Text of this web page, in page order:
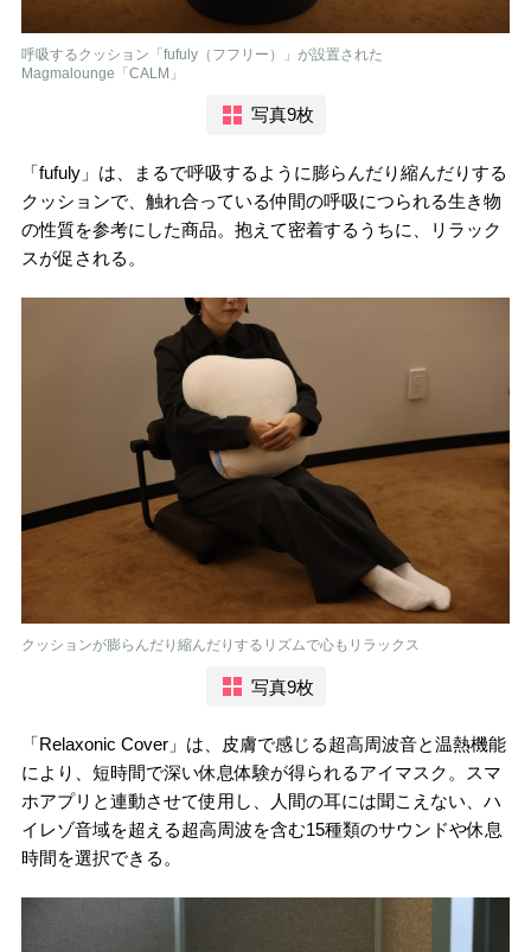
呼吸するクッション「fufuly（フフリー）」が設置された
Magmalounge「CALM」
写真9枚
「fufuly」は、まるで呼吸するように膨らんだり縮んだりする
クッションで、触れ合っている仲間の呼吸につられる生き物
の性質を参考にした商品。抱えて密着するうちに、
リラック
スが促される。
クッションが膨らんだり縮んだりするリズムで心もリラックス
写真9枚
「Relaxonic Cover」は、皮膚で感じる超高周波音と温熱機能
により、短時間で深い休息体験が得られるアイマスク。スマ
ホアプリと連動させて使用し、人間の耳には聞こえない、ハ
イレゾ音域を超える超高周波を含む15種類のサウンドや休息
時間を選択できる。